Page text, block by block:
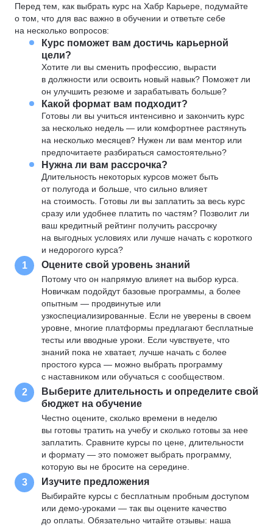
Перед тем, как выбрать курс на Хабр Карьере, подумайте
о том, что для вас важно в обучении и ответьте себе
на несколько вопросов:
Курс поможет вам достичь карьерной
цели?
Хотите ли вы сменить профессию, вырасти
в должности или освоить новый навык? Поможет ли
он улучшить резюме и зарабатывать больше?
Какой формат вам подходит?
Готовы ли вы учиться интенсивно и закончить курс
за несколько недель — или комфортнее растянуть
на несколько месяцев? Нужен ли вам ментор или
предпочитаете разбираться самостоятельно?
Нужна ли вам рассрочка?
Длительность некоторых курсов может быть
от полугода и больше, что сильно влияет
на стоимость. Готовы ли вы заплатить за весь курс
сразу или удобнее платить по частям? Позволит ли
ваш кредитный рейтинг получить рассрочку
на выгодных условиях или лучше начать с короткого
и недорогого курса?
1 Оцените свой уровень знаний
Потому что он напрямую влияет на выбор курса.
Новичкам подойдут базовые программы, а более
опытным — продвинутые или
узкоспециализированные. Если не уверены в своем
уровне, многие платформы предлагают бесплатные
тесты или вводные уроки. Если чувствуете, что
знаний пока не хватает, лучше начать с более
простого курса — можно выбрать программу
с наставником или обучаться с сообществом.
2
Выберите длительность и определите свой
бюджет на обучение
Честно оцените, сколько времени в неделю
вы готовы тратить на учебу и сколько готовы за нее
заплатить. Сравните курсы по цене, длительности
и формату — это поможет выбрать программу,
которую вы не бросите на середине.
3 Изучите предложения
Выбирайте курсы с бесплатным пробным доступом
или демо-уроками — так вы оцените качество
до оплаты. Обязательно читайте отзывы: наша